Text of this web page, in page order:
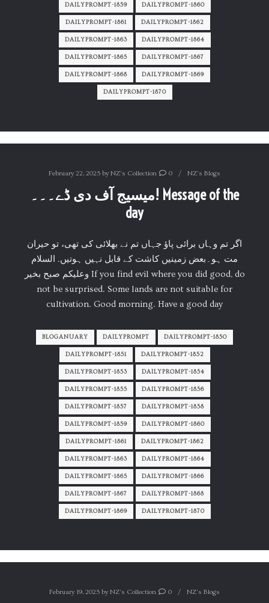
DAILYPROMPT-1859 DAILYPROMPT-1860
DAILYPROMPT-1861 DAILYPROMPT-1862
DAILYPROMPT-1863 DAILYPROMPT-1864
DAILYPROMPT-1865 DAILYPROMPT-1867
DAILYPROMPT-1868 DAILYPROMPT-1869
DAILYPROMPT-1870
February 22, 2025byNZ's Collection 0 NZ's Blogs
میسیج آف دی ڈے۔۔۔! Message of the
day
اگر تم وہاں برائی پاؤ جہاں تم نے بھلائی کی تھی، تو حیران
مت ہو۔بعض زمینیں کاشت کے قابل نہیں ہوتیں. السلام
وعلیکم صبح بخیر If you find evil where you did good, do
not be surprised. Some lands are not suitable for
cultivation. Good morning. Have a good day
BLOGANUARY DAILYPROMPT DAILYPROMPT-1850
DAILYPROMPT-1851 DAILYPROMPT-1852
DAILYPROMPT-1853 DAILYPROMPT-1854
DAILYPROMPT-1855 DAILYPROMPT-1856
DAILYPROMPT-1857 DAILYPROMPT-1858
DAILYPROMPT-1859 DAILYPROMPT-1860
DAILYPROMPT-1861 DAILYPROMPT-1862
DAILYPROMPT-1863 DAILYPROMPT-1864
DAILYPROMPT-1865 DAILYPROMPT-1866
DAILYPROMPT-1867 DAILYPROMPT-1868
DAILYPROMPT-1869 DAILYPROMPT-1870
February 19, 2025byNZ's Collection 0 NZ's Blogs